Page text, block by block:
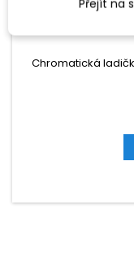
Chromatická
Přejít na